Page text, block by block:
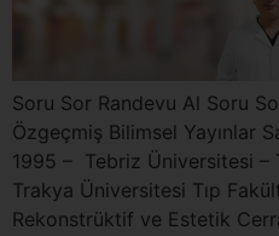
Soru Sor Randevu Al Soru
Özgeçmiş Bilimsel Yayınlar
1995 – Tebriz Üniversitesi –
Trakya Üniversitesi Tıp
Rekonstrüktif ve Estetik